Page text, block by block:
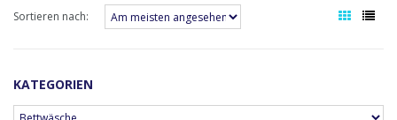
Sortieren nach:
KATEGORIEN